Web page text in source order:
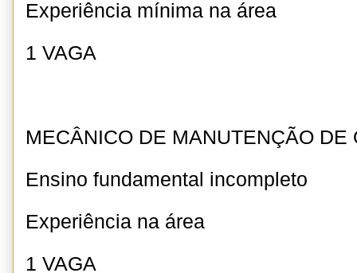
Experiência mínima na área
1 VAGA
MECÂNICO DE MANUTENÇÃO DE
Ensino fundamental incompleto
Experiência na área
1 VAGA